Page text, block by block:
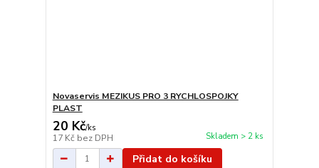
Novaservis MEZIKUS PRO 3 RYCHLOSPOJKY
PLAST
20 Kč/ks
17 Kč bez DPH Skladem > 2 ks
Přidat do košíku